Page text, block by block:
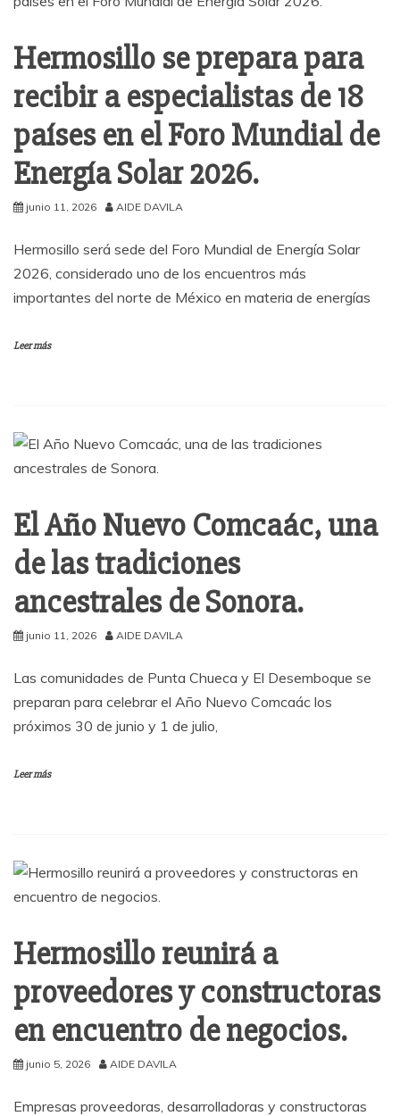
Hermosillo se prepara para
recibir a especialistas de 18
países en el Foro Mundial de
Energía Solar 2026.
junio 11, 2026 AIDE DAVILA
Hermosillo será sede del Foro Mundial de Energía Solar
2026, considerado uno de los encuentros más
importantes del norte de México en materia de energías
Leer más
El Año Nuevo Comcaác, una
de las tradiciones
ancestrales de Sonora.
junio 11, 2026 AIDE DAVILA
Las comunidades de Punta Chueca y El Desemboque se
preparan para celebrar el Año Nuevo Comcaác los
próximos 30 de junio y 1 de julio,
Leer más
Hermosillo reunirá a
proveedores y constructoras
en encuentro de negocios.
junio 5, 2026 AIDE DAVILA
Empresas proveedoras, desarrolladoras y constructoras